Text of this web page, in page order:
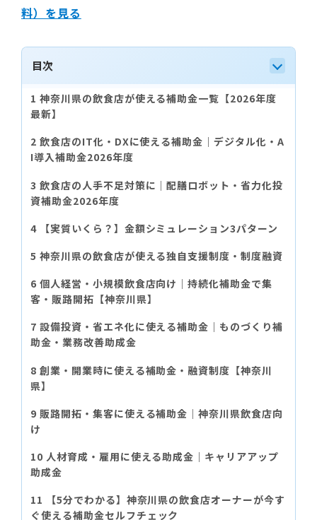
料）を見る
目次
神奈川県の飲食店が使える補助金一覧【2026年度
最新】
飲食店のIT化・DXに使える補助金｜デジタル化・A
I導入補助金2026年度
飲食店の人手不足対策に｜配膳ロボット・省力化投
資補助金2026年度
【実質いくら？】金額シミュレーション3パターン
神奈川県の飲食店が使える独自支援制度・制度融資
個人経営・小規模飲食店向け｜持続化補助金で集
客・販路開拓【神奈川県】
設備投資・省エネ化に使える補助金｜ものづくり補
助金・業務改善助成金
創業・開業時に使える補助金・融資制度【神奈川
県】
販路開拓・集客に使える補助金｜神奈川県飲食店向
け
人材育成・雇用に使える助成金｜キャリアアップ
助成金
【5分でわかる】神奈川県の飲食店オーナーが今す
ぐ使える補助金セルフチェック